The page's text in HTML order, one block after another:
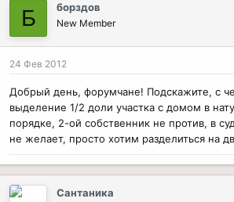
Б борздов
New Member
24 Фев 2012
Добрый день, форумчане! Подскажите, с
выделение 1/2 доли участка с домом в
порядке, 2-ой собственник не против, в
не желает, просто хотим разделиться на
Сантаника